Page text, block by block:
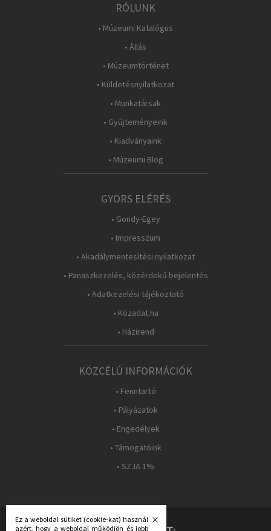
RÓLUNK
• Múzeumi Katalógus
• Állás
• Múzeumtörténet
• Küldetésnyilatkozat
• Munkatársak
• Gyűjteményeink
• Kiadványaink
• Múzeumi Blog
GYORS ELÉRÉS
• Gondy-Egey
• Impresszum
• Akadálymentesítési nyilatkozat
• Panaszkezelés, közérdekű bejelentés
• Adatkezelési tájékoztató
• Közadat.hu
• Házirend
KÖZCÉLÚ INFORMÁCIÓK
• Fenntartó
• Pályázatok
• Engedélyek
• Támogatóink
• SZJA 1%
Ez a weboldal sütiket (cookie-kat) használ
azért, hogy a weboldal működjön és jobb